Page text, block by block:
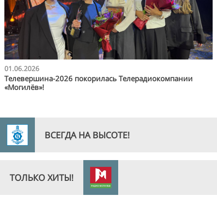
01.06.2026
Телевершина-2026 покорилась Телерадиокомпании
«Могилёв»!
ВСЕГДА НА ВЫСОТЕ!
ТОЛЬКО ХИТЫ!